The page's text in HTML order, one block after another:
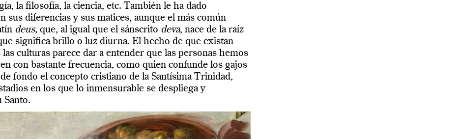
la filosofía, la ciencia, etc. También le ha dado
sus diferencias y sus matices, aunque el más común
deus, que, al igual que el sánscrito deva, nace de la raíz
significa brillo o luz diurna. El hecho de que existan
culturas parece dar a entender que las personas hemos
con bastante frecuencia, como quien confunde los gajos
fondo el concepto cristiano de la Santísima Trinidad,
en los que lo inmensurable se despliega y
Santo.